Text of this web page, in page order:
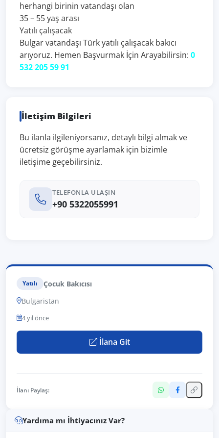
herhangi birinin vatandaşı olan
35 – 55 yaş arası
Yatılı çalışacak
Bulgar vatandaşı Türk yatılı çalışacak bakıcı
arıyoruz. Hemen Başvurmak İçin Arayabilirsin: 0
532 205 59 91
İletişim Bilgileri
Bu ilanla ilgileniyorsanız, detaylı bilgi almak ve
ücretsiz görüşme ayarlamak için bizimle
iletişime geçebilirsiniz.
TELEFONLA ULAŞIN
+90 5322055991
Yatılı
Çocuk Bakıcısı
Bulgaristan
4 yıl önce
İlana Git
İlanı Paylaş:
Yardıma mı İhtiyacınız Var?